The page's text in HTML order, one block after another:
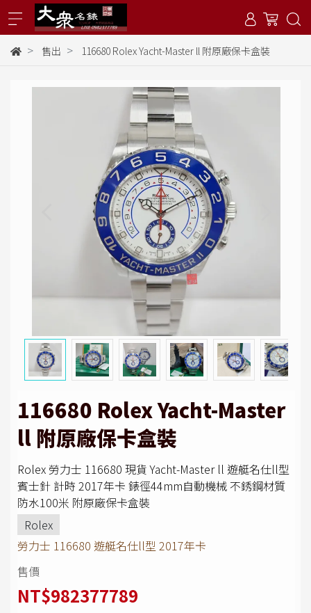
售出 116680 Rolex Yacht-Master ll 附原廠保卡盒裝
116680 Rolex Yacht-Master
ll 附原廠保卡盒裝
Rolex 勞力士 116680 現貨 Yacht-Master ll 遊艇名仕ll型
賓士針 計時 2017年卡 錶徑44mm自動機械 不銹鋼材質
防水100米 附原廠保卡盒裝
Rolex
勞力士 116680 遊艇名仕ll型 2017年卡
售價
NT$982377789